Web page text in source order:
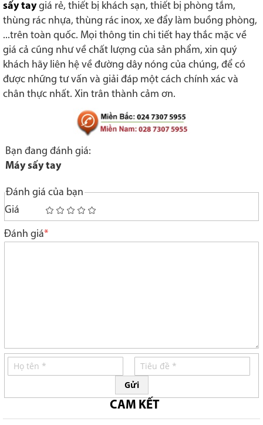
sấy taygiá rẻ, thiết bị khách sạn, thiết bị phòng tắm,
thùng rác nhựa, thùng rác inox, xe đẩy làm buồng phòng,
...trên toàn quốc. Mọi thông tin chi tiết hay thắc mặc về
giá cả cũng như về chất lượng của sản phẩm, xin quý
khách hãy liên hệ về đường dây nóng của chúng, để có
được những tư vấn và giải đáp một cách chính xác và
chân thực nhất. Xin trân thành cảm ơn.
Bạn đang đánh giá:
Máy sấy tay
Đánh giá của bạn
Giá
1
star
2
stars
3
stars
4
stars
5
stars
Đánh giá
Gửi
CAM KẾT